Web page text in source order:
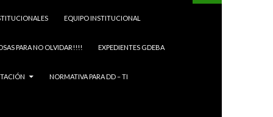
EQUIPO INSTITUCIONAL
PARA NO OLVIDAR!!!! EXPEDIENTES GDEBA
NORMATIVA PARA DD – TI